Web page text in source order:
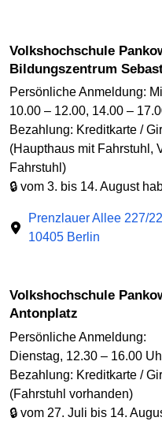
Volkshochschule Pankow im Kultur- und
Bildungszentrum
Persönliche Anmeldung:
10.00 – 12.00, 14.00 –
Bezahlung: Kreditkarte /
(Haupthaus mit Fahrstuhl,
Fahrstuhl)
🔒 vom 3. bis 14. August
Prenzlauer Allee 227/
10405 Berlin
Volkshochschule Pankow im Bildungszentrum am
Antonplatz
Persönliche Anmeldung:
Dienstag, 12.30 – 16.00
Bezahlung: Kreditkarte /
(Fahrstuhl vorhanden)
🔒 vom 27. Juli bis 14.